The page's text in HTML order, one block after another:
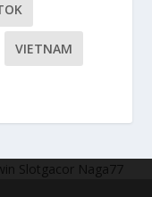
VIETNAM
Slotgacor Naga77